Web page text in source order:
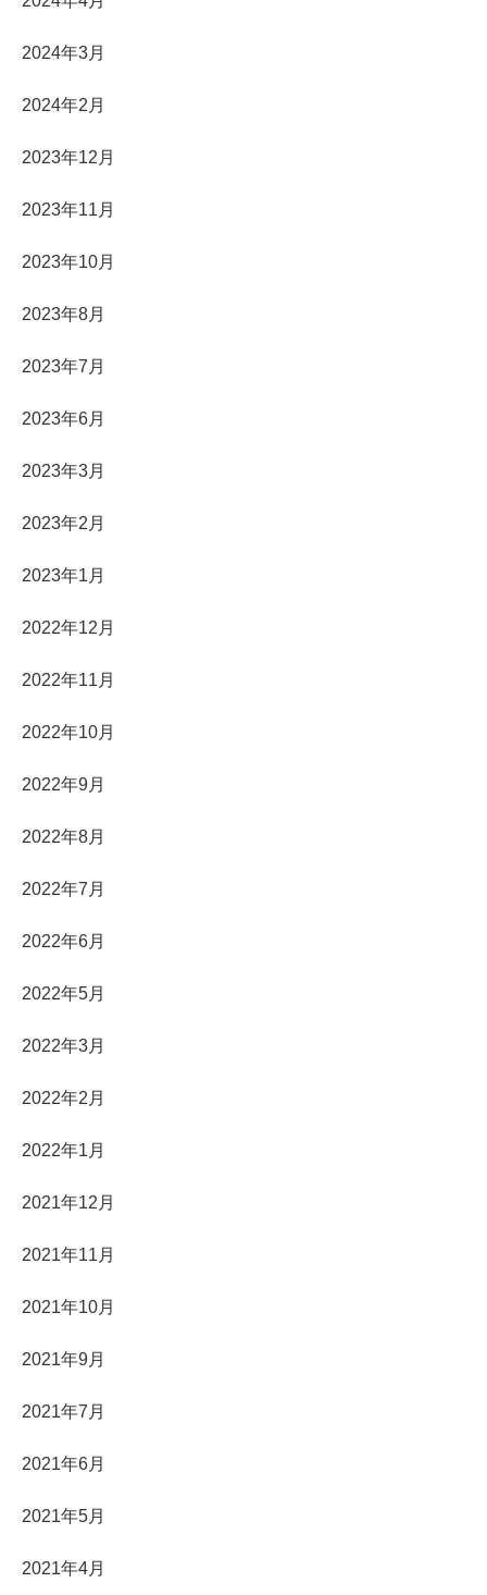
2024年3月
2024年2月
2023年12月
2023年11月
2023年10月
2023年8月
2023年7月
2023年6月
2023年3月
2023年2月
2023年1月
2022年12月
2022年11月
2022年10月
2022年9月
2022年8月
2022年7月
2022年6月
2022年5月
2022年3月
2022年2月
2022年1月
2021年12月
2021年11月
2021年10月
2021年9月
2021年7月
2021年6月
2021年5月
2021年4月